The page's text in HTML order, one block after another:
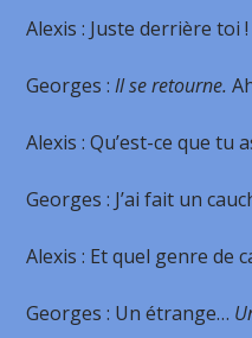
Alexis : Juste derrière toi !
Georges :Il se retourne.
Alexis : Qu’est-ce que tu
Georges : J’ai fait un
Alexis : Et quel genre de
Georges : Un étrange…